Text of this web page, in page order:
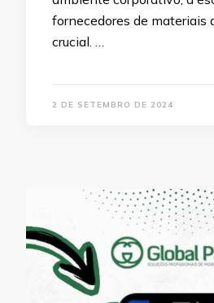
fornecedores de materiais
crucial. …
2 DE SETEMBRO DE 2024